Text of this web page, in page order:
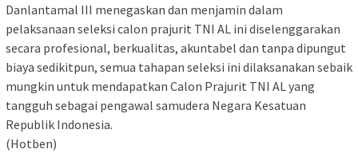
Danlantamal III menegaskan dan menjamin dalam
pelaksanaan seleksi calon prajurit TNI AL ini diselenggarakan
secara profesional, berkualitas, akuntabel dan tanpa dipungut
biaya sedikitpun, semua tahapan seleksi ini dilaksanakan sebaik
mungkin untuk mendapatkan Calon Prajurit TNI AL yang
tangguh sebagai pengawal samudera Negara Kesatuan
Republik Indonesia.
(Hotben)